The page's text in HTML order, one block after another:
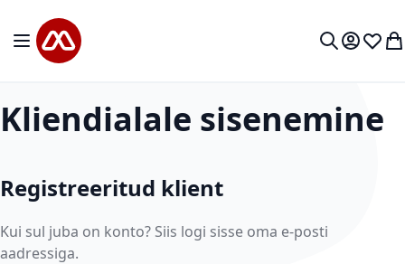
Mine sisu juurde
Toggle Nav
Minu
Kliendialale sisenemine
Registreeritud klient
Kui sul juba on konto? Siis logi sisse oma e-posti
aadressiga.